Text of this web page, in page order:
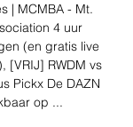
| MCMBA - Mt.
4 uur
(en gratis live
[VRIJ] RWDM vs
Pickx De DAZN
op ...